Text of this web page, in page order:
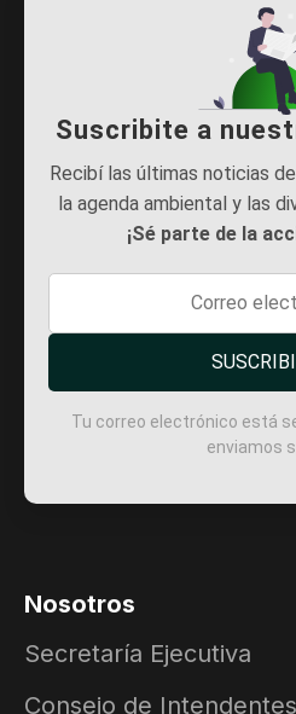
Suscribite a
Recibí las últimas noticias
la agenda ambiental y las
¡Sé parte de la
Tu correo electrónico está
enviamos
Nosotros
Secretaría Ejecutiva
Consejo de Intendentes